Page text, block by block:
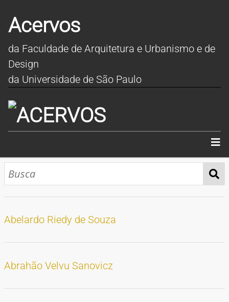
Acervos
da Faculdade de Arquitetura e Urbanismo e de
Design
da Universidade de São Paulo
INÍCIO
COLEÇÕES
TIPOS DE MATERIAIS
Cartazes
Diapositivos
Documentação
Fotografias
Maquetes
Negativos
Periódicos
Publicações
Projetos
Vídeos
BUSCA AVANÇADA
CONTATOS
Abelardo Riedy de Souza
Abrahão Velvu Sanovicz